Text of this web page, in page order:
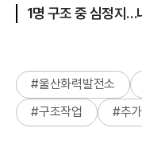
1명 구조 중 심정지…
#울산화력발전소
#구조작업 #추